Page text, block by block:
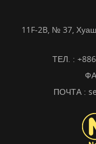
11F-2B, № 37,
ТЕЛ. :
ПОЧТА :